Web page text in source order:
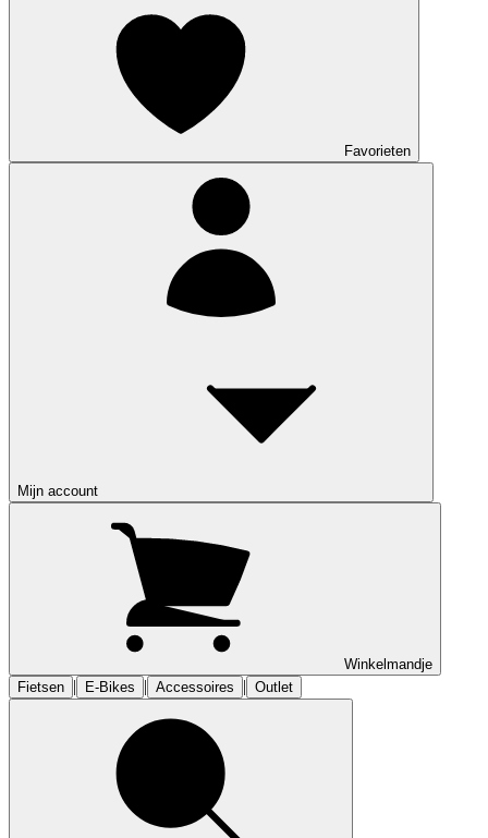
Favorieten
Mijn account
Winkelmandje
Fietsen | E-Bikes | Accessoires | Outlet